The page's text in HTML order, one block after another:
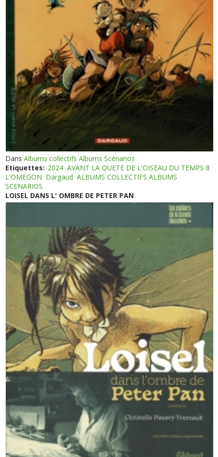
DansAlbums collectifs Albums Scénarios
Etiquettes: 2024 AVANT LA QUETE DE L'OISEAU DU TEMPS 8
L'OMEGON Dargaud ALBUMS COLLECTIFS ALBUMS
SCENARIOS
LOISEL DANS L' OMBRE DE PETER PAN